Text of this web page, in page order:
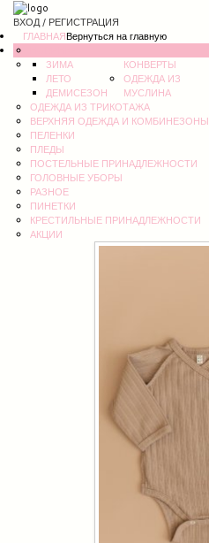
ВХОД / РЕГИСТРАЦИЯ
ГЛАВНАЯВернуться на главную
КОНВЕРТЫ
ЗИМА
ЛЕТО
ДЕМИСЕЗОН
ОДЕЖДА ИЗ
МУСЛИНА
ОДЕЖДА ИЗ ТРИКОТАЖА
ВЕРХНЯЯ ОДЕЖДА И КОМБИНЕЗОНЫ
ПЕЛЕНКИ
ПЛЕДЫ
ПОСТЕЛЬНЫЕ ПРИНАДЛЕЖНОСТИ
ГОЛОВНЫЕ УБОРЫ
РАЗНОЕ
ПИНЕТКИ
КРЕСТИЛЬНЫЕ ПРИНАДЛЕЖНОСТИ
АКЦИИ